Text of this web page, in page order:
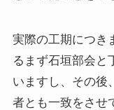
実際の工期につき
るまず石垣部会と
いますし、その後
者とも一致をさせ